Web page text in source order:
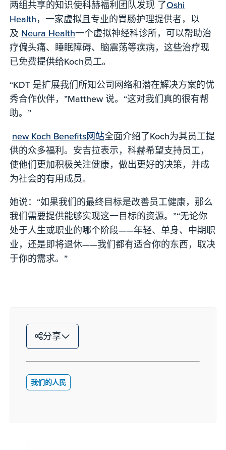
两组共享的知识使科赫福利团队发现 了Oshi
Health，一家虚拟且专业的胃肠护理提供者，以
及 Neura Health一个虚拟神经科诊所，可以帮助治
疗偏头痛、睡眠障碍、脑震荡等疾病，这些治疗现
已免费提供给Koch员工。
“KDT 是扩展我们所知公司网络和潜在解决方案的优
秀合作伙伴，”Matthew 说。“这对我们真的很有帮
助。”
new Koch Benefits网站全面介绍了Koch为其员工提
供的众多福利。安吉拉表示，科赫希望支持员工，
使他们更加积极关注健康，做出更好的决策，并成
为社会的有用成员。
她说：“如果我们的最终目标是改善员工健康，那么
我们需要提供能够实现这一目标的资源。”“无论你
处于人生或职业的哪个阶段——年轻、单身、中期职
业，还是即将退休——我们都有适合你的东西，取决
于你的需求。”
分享
我们的人民